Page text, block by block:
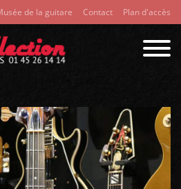
de la guitare Contact Plan d'accès